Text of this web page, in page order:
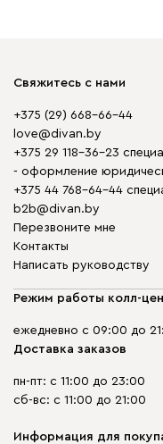
Свяжитесь с нами
+375 (29) 668-66-44
love@divan.by
+375 29 118-36-23
- оформление
+375 44 768-64-44
b2b@divan.by
Перезвоните мне
Контакты
Написать руководству
Режим работы колл-
ежедневно с 09:00 до
Доставка заказов
пн-пт: с 11:00 до 23:00
сб-вс: с 11:00 до 21:00
Информация для